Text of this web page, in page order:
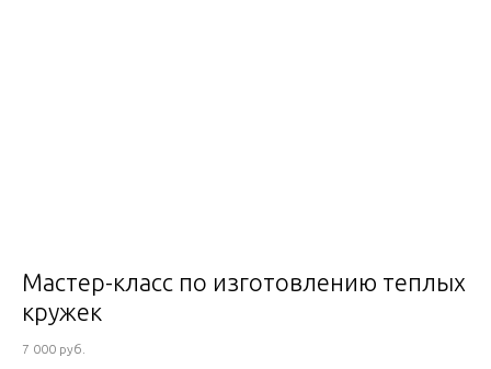
Мастер-класс по изготовлению теплых
кружек
7 000 руб.